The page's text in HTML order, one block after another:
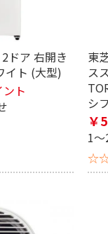
ドア 右開き
イト (大型)
ト
東
ス
シ
￥
1